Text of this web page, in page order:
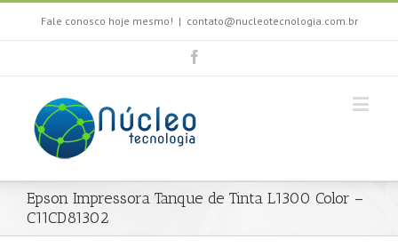
Fale conosco hoje mesmo! | contato@nucleotecnologia.com.br
Epson Impressora Tanque de Tinta L1300 Color –
C11CD81302